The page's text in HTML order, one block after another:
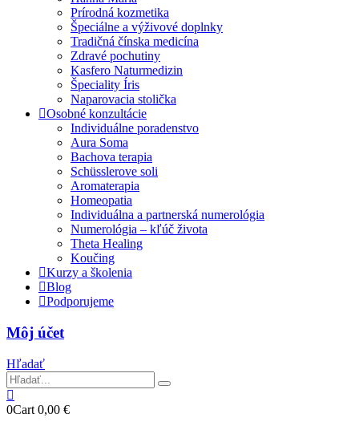
Prírodná kozmetika
Špeciálne a výživové doplnky
Tradičná čínska medicína
Zdravé pochutiny
Kasfero Naturmedizin
Špeciality Íris
Naparovacia stolička
Osobné konzultácie
Individuálne poradenstvo
Aura Soma
Bachova terapia
Schüsslerove soli
Aromaterapia
Homeopatia
Individuálna a partnerská numerológia
Numerológia – kľúč života
Theta Healing
Koučing
Kurzy a školenia
Blog
Podporujeme
Môj účet
Hľadať
0Cart 0,00 €